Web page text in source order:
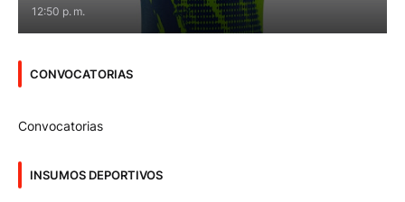
12:50 p. m.
CONVOCATORIAS
Convocatorias
INSUMOS DEPORTIVOS